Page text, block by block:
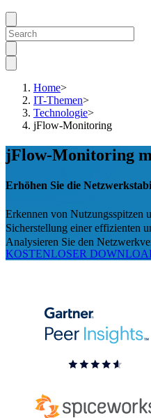
Home>
IT-Themen>
Technologie>
jFlow-Monitoring
jFlow-Monitoring
Erhöhen Sie die
Erkennen von Nutzungsspitzen
Sicherstellung einer effizienten
Analysieren Sie den
KOSTENLOSER